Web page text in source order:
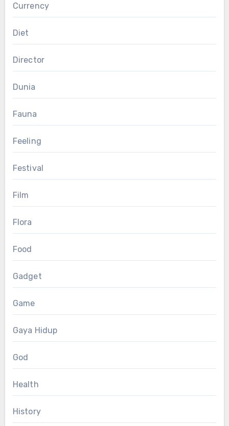
Currency
Diet
Director
Dunia
Fauna
Feeling
Festival
Film
Flora
Food
Gadget
Game
Gaya Hidup
God
Health
History